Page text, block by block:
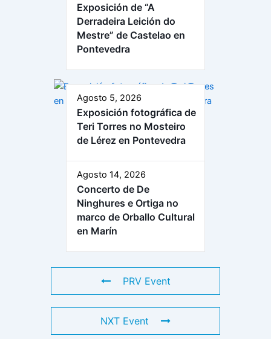
Exposición de “A
Derradeira Leición do
Mestre” de Castelao en
Pontevedra
Agosto 5, 2026
Exposición fotográfica de
Teri Torres no Mosteiro
de Lérez en Pontevedra
Agosto 14, 2026
Concerto de De
Ninghures e Ortiga no
marco de Orballo Cultural
en Marín
PRV Event
NXT Event